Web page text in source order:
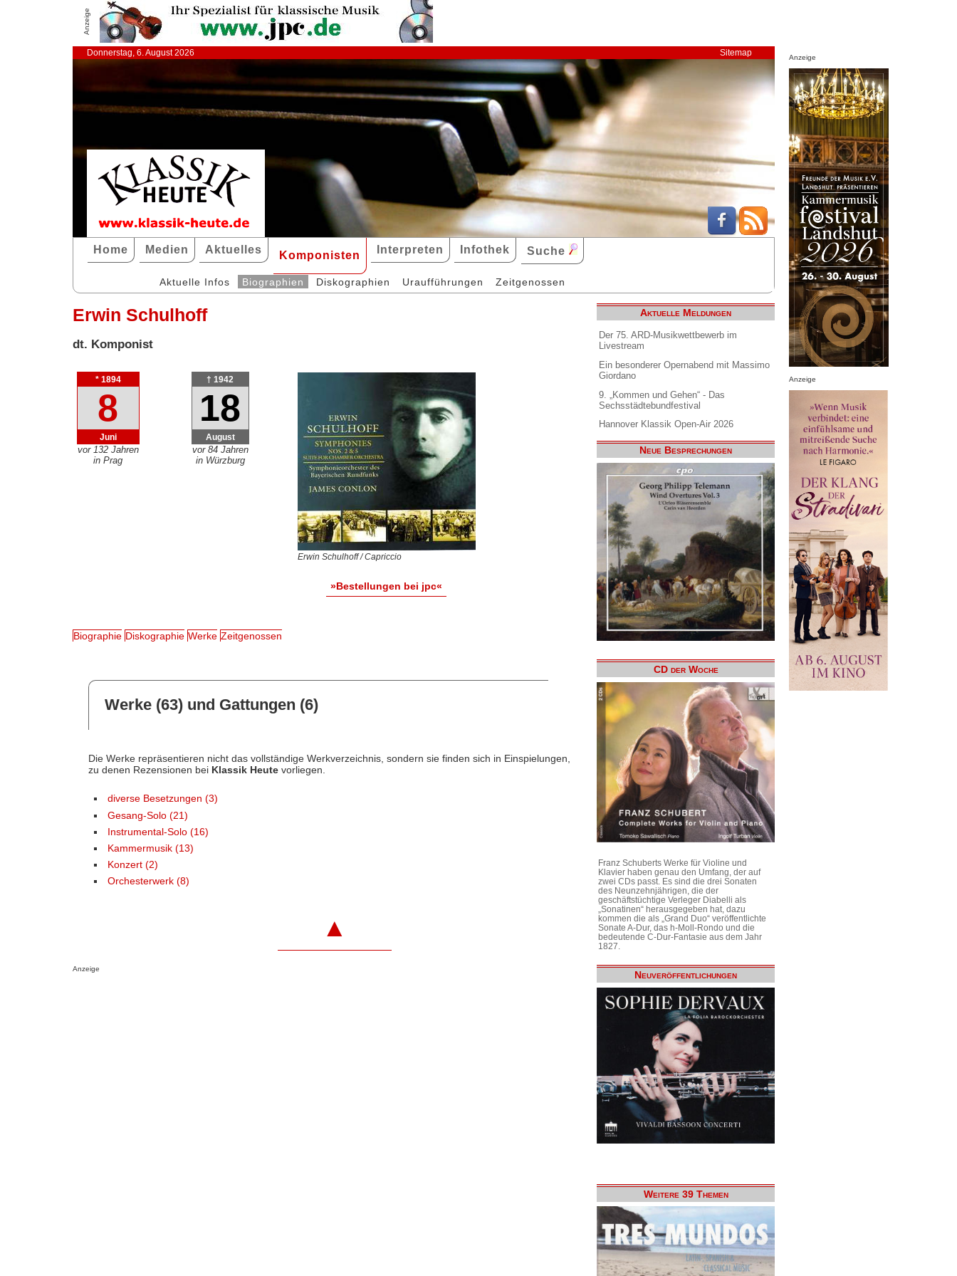
Anzeige
Donnerstag, 6. August 2026 Sitemap
Home Medien Aktuelles Komponisten Interpreten Infothek Suche
Aktuelle Infos Biographien Diskographien Uraufführungen Zeitgenossen
Erwin Schulhoff
dt. Komponist
* 1894
8
Juni
vor 132 Jahren
in Prag
† 1942
18
August
vor 84 Jahren
in Würzburg
Erwin Schulhoff / Capriccio
»Bestellungen bei jpc«
Biographie Diskographie Werke Zeitgenossen
Werke (63) und Gattungen (6)
Die Werke repräsentieren nicht das vollständige Werkverzeichnis, sondern sie finden sich in Einspielungen,
zu denen Rezensionen bei Klassik Heutevorliegen.
diverse Besetzungen (3)
Gesang-Solo (21)
Instrumental-Solo (16)
Kammermusik (13)
Konzert (2)
Orchesterwerk (8)
▲
Anzeige
Aktuelle Meldungen
Der 75. ARD-Musikwettbewerb im
Livestream
Ein besonderer Opernabend mit Massimo
Giordano
9. „Kommen und Gehen“ - Das
Sechsstädtebundfestival
Hannover Klassik Open-Air 2026
Neue Besprechungen
CD der Woche
Franz Schuberts Werke für Violine und
Klavier haben genau den Umfang, der auf
zwei CDs passt. Es sind die drei Sonaten
des Neunzehnjährigen, die der
geschäftstüchtige Verleger Diabelli als
„Sonatinen“ herausgegeben hat, dazu
kommen die als „Grand Duo“ veröffentlichte
Sonate A-Dur, das h-Moll-Rondo und die
bedeutende C-Dur-Fantasie aus dem Jahr
1827.
Neuveröffentlichungen
Weitere 39 Themen
Anzeige
Anzeige